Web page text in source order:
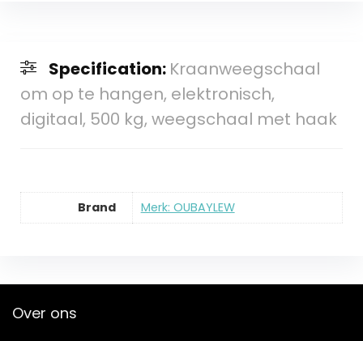
Specification: Kraanweegschaal
om op te hangen, elektronisch,
digitaal, 500 kg, weegschaal met haak
Brand Merk: OUBAYLEW
Over ons